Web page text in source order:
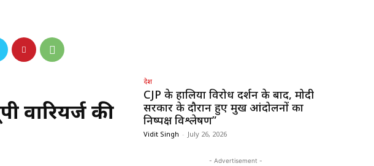
वारियर्ज की
देश
CJP के हालिया विरोध प्रदर्शन के बाद, मोदी
सरकार के दौरान हुए प्रमुख आंदोलनों का
निष्पक्ष विश्लेषण”
Vidit Singh - July 26, 2026
- Advertisement -